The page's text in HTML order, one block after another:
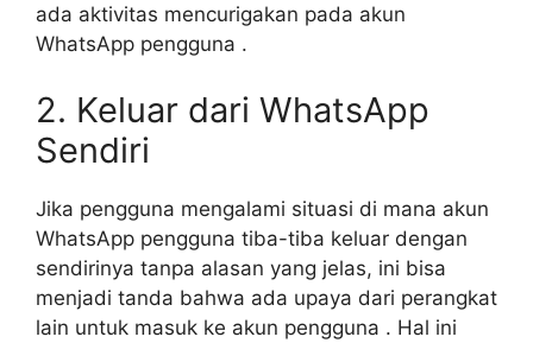
ada aktivitas mencurigakan pada akun
WhatsApp pengguna .
2. Keluar dari WhatsApp
Sendiri
Jika pengguna mengalami situasi di mana akun
WhatsApp pengguna tiba-tiba keluar dengan
sendirinya tanpa alasan yang jelas, ini bisa
menjadi tanda bahwa ada upaya dari perangkat
lain untuk masuk ke akun pengguna . Hal ini